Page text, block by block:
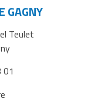
GAGNY
Teulet